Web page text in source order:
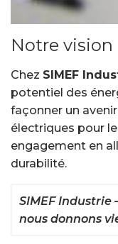
Notre vision
Chez SIMEF
potentiel des
façonner un
électriques pour
engagement en
durabilité.
SIMEF Industrie
nous donnons